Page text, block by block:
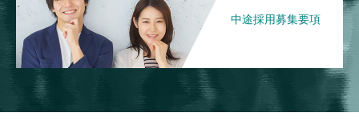
中途採用募集要項